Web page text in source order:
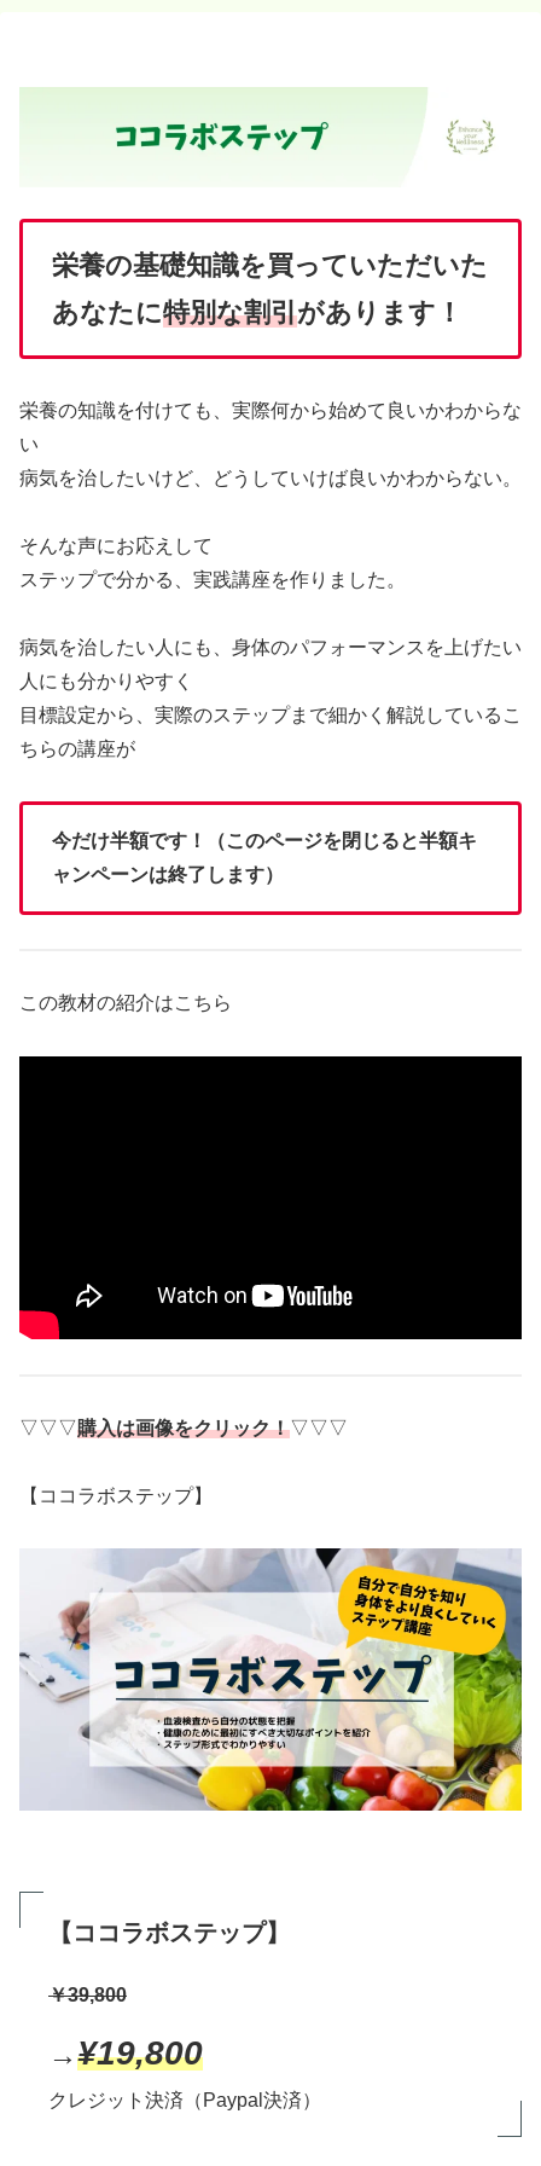
栄養の基礎知識を買っていただいた
あなたに特別な割引があります！
栄養の知識を付けても、実際何から始めて良いかわからな
い
病気を治したいけど、どうしていけば良いかわからない。
そんな声にお応えして
ステップで分かる、実践講座を作りました。
病気を治したい人にも、身体のパフォーマンスを上げたい
人にも分かりやすく
目標設定から、実際のステップまで細かく解説しているこ
ちらの講座が
今だけ半額です！（このページを閉じると半額キ
ャンペーンは終了します）
この教材の紹介はこちら
▽▽▽購入は画像をクリック！▽▽▽
【ココラボステップ】
【ココラボステップ】
￥39,800
→¥19,800
クレジット決済（Paypal決済）